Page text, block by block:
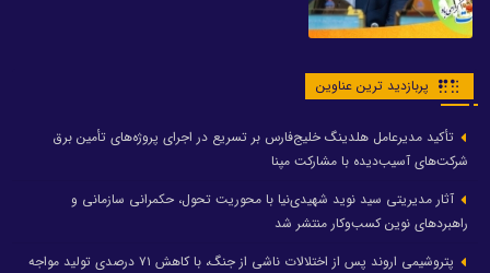
پربازدید ترین عناوین
تأکید مدیرعامل هلدینگ خلیج‌فارس بر تسریع در اجرای پروژه‌های تأمین برق
شرکت‌های آسیب‌دیده با مشارکت مپنا
آثار مدیریتی سید نوید شهیدی‌نیا با محوریت تحول، حکمرانی سازمانی و
راهبردهای نوین کسب‌وکار منتشر شد
پتروشیمی اروند پس از اختلالات ناشی از جنگ، با کاهش ۷۱ درصدی تولید مواجه